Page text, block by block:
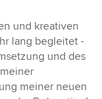
und kreativen
lang begleitet -
und des
meiner neuen